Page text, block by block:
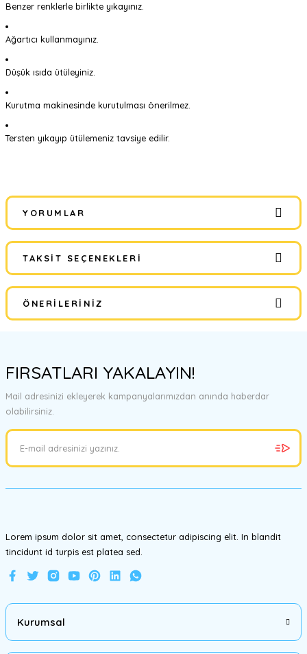
Benzer renklerle birlikte yıkayınız.
Ağartıcı kullanmayınız.
Düşük ısıda ütüleyiniz.
Kurutma makinesinde kurutulması önerilmez.
Tersten yıkayıp ütülemeniz tavsiye edilir.
YORUMLAR
Bu ürüne ilk yorumu siz yapın!
Yorum Yaz
TAKSIT SEÇENEKLERI
ÖNERILERINIZ
tarafımıza iletebilirsiniz.
Görüş ve önerileriniz için teşekkür ederiz.
Ürün resmi kalitesiz, bozuk veya görüntülenemiyor.
Ürün bilgilerinde hatalar bulunuyor.
FIRSATLARI YAKALAYIN!
Mail adresinizi ekleyerek kampanyalarımızdan anında haberdar
olabilirsiniz.
Lorem ipsum dolor sit amet, consectetur adipiscing elit. In blandit
tincidunt id turpis est platea sed.
Kurumsal